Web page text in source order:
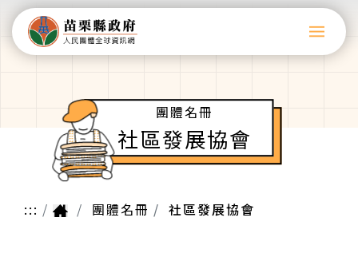
團體名冊
社區發展協會
::: 團體名冊 社區發展協會